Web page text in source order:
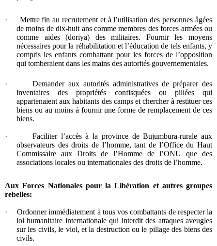
·
Mettre fin au recrutement et à l’utilisation des personnes âgées
de moins de dix-huit ans comme membres des forces armées ou
comme aides (doriya) des militaires. Fournir les moyens
nécessaires pour la réhabilitation et l’éducation de tels enfants, y
compris les enfants combattant pour les forces de l’opposition
qui tomberaient dans les mains des autorités gouvernementales.
·
Demander aux autorités administratives de préparer des
inventaires des propriétés confisquées ou pillées qui
appartenaient aux habitants des camps et chercher à restituer ces
biens ou au moins à fournir une forme de remplacement de ces
biens.
·
Faciliter l’accès à la province de Bujumbura-rurale aux
observateurs des droits de l’homme, tant de l’Office du Haut
Commissaire aux Droits de l’Homme de l’ONU que des
associations locales ou internationales des droits de l’homme.
Aux Forces Nationales pour la Libération et autres groupes
rebelles:
·
Ordonner immédiatement à tous vos combattants de respecter la
loi humanitaire internationale qui interdit des attaques aveugles
sur les civils, le viol, et la destruction ou le pillage des biens des
civils.